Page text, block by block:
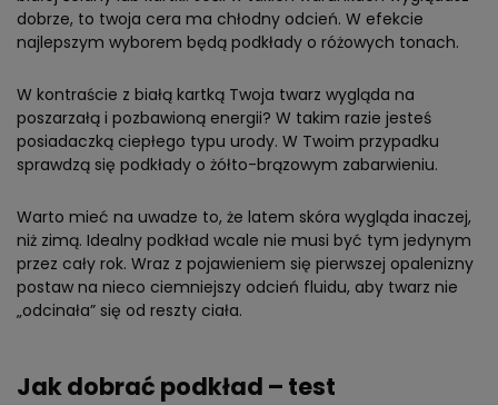
dobrze, to twoja cera ma chłodny odcień. W efekcie
najlepszym wyborem będą podkłady o różowych tonach.
W kontraście z białą kartką Twoja twarz wygląda na
poszarzałą i pozbawioną energii? W takim razie jesteś
posiadaczką ciepłego typu urody. W Twoim przypadku
sprawdzą się podkłady o żółto-brązowym zabarwieniu.
Warto mieć na uwadze to, że latem skóra wygląda inaczej,
niż zimą. Idealny podkład wcale nie musi być tym jedynym
przez cały rok. Wraz z pojawieniem się pierwszej opalenizny
postaw na nieco ciemniejszy odcień fluidu, aby twarz nie
„odcinała” się od reszty ciała.
Jak dobrać podkład – test